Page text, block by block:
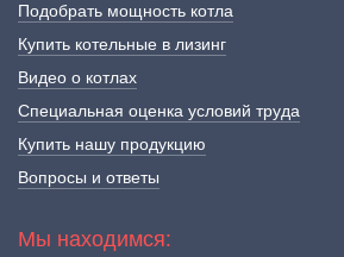
Подобрать мощность котла
Купить котельные в лизинг
Видео о котлах
Специальная оценка условий труда
Купить нашу продукцию
Вопросы и ответы
Мы находимся: